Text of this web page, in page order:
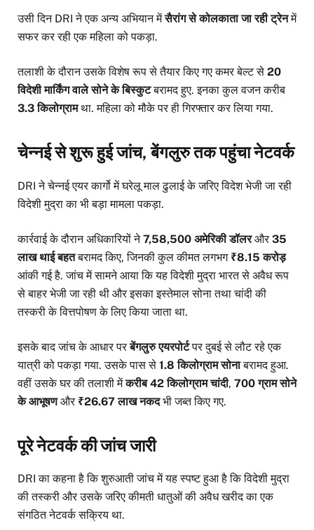
उसी दिन DRI ने एक अन्य अभियान मेंसैरांग से कोलकाता जा रही ट्रेनमें
सफर कर रही एक महिला को पकड़ा.
तलाशी के दौरान उसके विशेष रूप से तैयार किए गए कमर बेल्ट से 20
विदेशी मार्किंग वाले सोने के बिस्कुटबरामद हुए. इनका कुल वजन करीब
3.3 किलोग्रामथा. महिला को मौके पर ही गिरफ्तार कर लिया गया.
चेन्नई से शुरू हुई जांच, बेंगलुरु तक पहुंचा नेटवर्क
DRI ने चेन्नई एयर कार्गो में घरेलू माल ढुलाई के जरिए विदेश भेजी जा रही
विदेशी मुद्रा का भी बड़ा मामला पकड़ा.
कार्रवाई के दौरान अधिकारियों ने7,58,500 अमेरिकी डॉलरऔर35
लाख थाई बहतबरामद किए, जिनकी कुल कीमत लगभग ₹8.15 करोड़
आंकी गई है. जांच में सामने आया कि यह विदेशी मुद्रा भारत से अवैध रूप
से बाहर भेजी जा रही थी और इसका इस्तेमाल सोना तथा चांदी की
तस्करी के वित्तपोषण के लिए किया जाता था.
इसके बाद जांच के आधार परबेंगलुरु एयरपोर्टपर दुबई से लौट रहे एक
यात्री को पकड़ा गया. उसके पास से 1.8 किलोग्राम सोनाबरामद हुआ.
वहीं उसके घर की तलाशी मेंकरीब 42 किलोग्राम चांदी, 700 ग्राम सोने
के आभूषणऔर ₹26.67 लाख नकदभी जब्त किए गए.
पूरे नेटवर्क की जांच जारी
DRI का कहना है कि शुरुआती जांच में यह स्पष्ट हुआ है कि विदेशी मुद्रा
की तस्करी और उसके जरिए कीमती धातुओं की अवैध खरीद का एक
संगठित नेटवर्क सक्रिय था.